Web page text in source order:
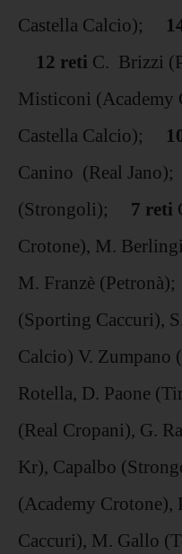
Castella Calcio);
12 reti C. Brizzi
Misticoni (Academy
Castella Calcio);
Canino (Real Jano);
(Strongoli); 7 reti
Crotone), M.
M. Franzè
(Sporting Caccuri),
Calcio) V. Zumpano
Rotella, D. Paone
(Real Cropani), G.
Kr), Capalbo
(Academy Crotone),
Caccuri), M. Gallo